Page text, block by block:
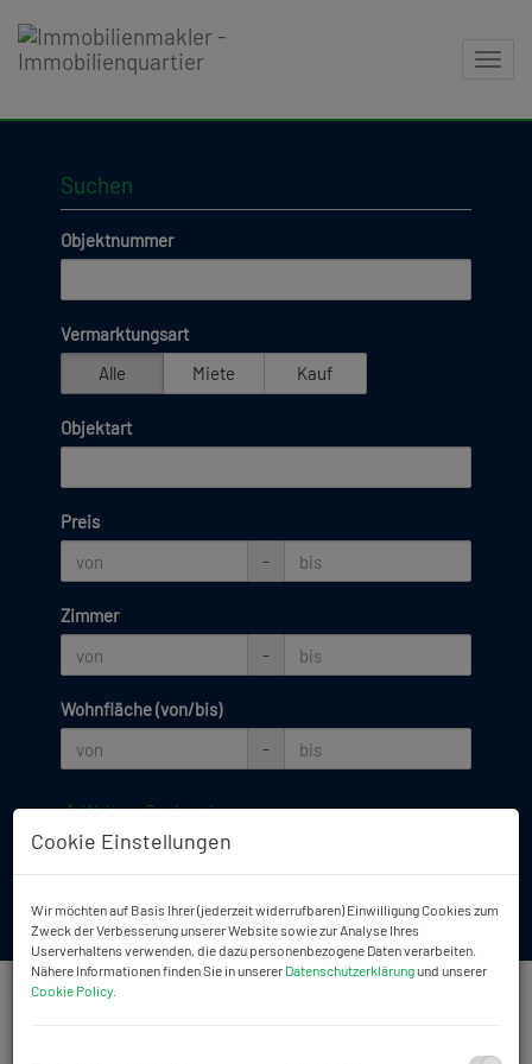
Suchen
Objektnummer
Vermarktungsart
Alle
Miete Kauf
Objektart
Preis
-
Zimmer
-
Wohnfläche (von/bis)
-
Weitere Suchoptionen
Filter zurücksetzen
IMMOBILIENANGEBOT
Cookie Einstellungen
Wir möchten auf Basis Ihrer (jederzeit widerrufbaren) Einwilligung Cookies zum
Zweck der Verbesserung unserer Website sowie zur Analyse Ihres
Userverhaltens verwenden, die dazu personenbezogene Daten verarbeiten.
Nähere Informationen finden Sie in unserer Datenschutzerklärungund unserer
Cookie Policy